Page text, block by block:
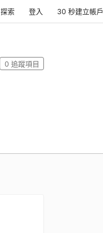
探索 登入 30 秒建立帳戶
0 追蹤項目